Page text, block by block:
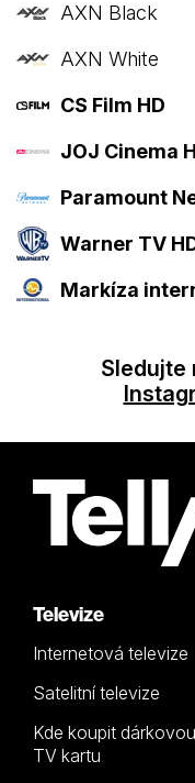
AXN Black
AXN White
CS Film HD
JOJ Cinema
Paramount
Warner TV
Markíza
Sledujte
Televize
Internetová televize
Satelitní televize
Kde koupit dárkovou
TV kartu